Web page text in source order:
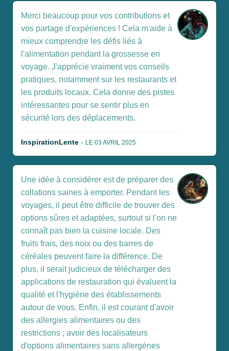
Merci beaucoup pour vos contributions et
vos partage d'expériences ! Cela m'aide à
mieux comprendre les défis liés à
l'alimentation pendant la grossesse en
voyage. J'apprécie vraiment vos conseils
pratiques, notamment sur les restaurants et
les produits locaux. Cela donne des pistes
intéressantes pour se sentir plus en
sécurité lors des déplacements.
InspirationLente - LE 03 AVRIL 2025
Une idée à considérer est de préparer des
collations saines à emporter. Pendant les
voyages, il peut être difficile de trouver des
options sûres et adaptées, surtout si l'on ne
connaît pas bien la cuisine locale. Des
fruits frais, des noix ou des barres de
céréales peuvent faire la différence. De
plus, il serait judicieux de télécharger des
applications de restauration qui évaluent la
qualité et l'hygiène des établissements
autour de vous. Enfin, il est courant d'avoir
des allergies alimentaires ou des
restrictions ; avoir des localisateurs
d'options alimentaires sans allergènes